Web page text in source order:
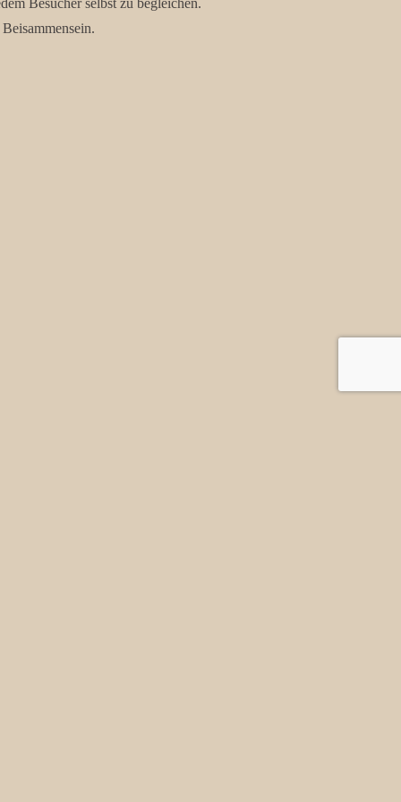
Besucher selbst zu begleichen.